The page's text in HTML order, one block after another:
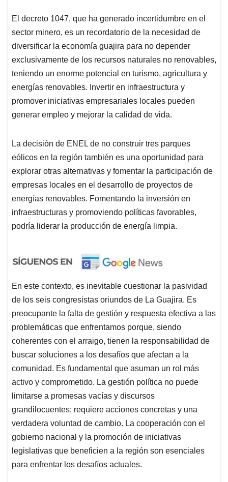
El decreto 1047, que ha generado incertidumbre en el
sector minero, es un recordatorio de la necesidad de
diversificar la economía guajira para no depender
exclusivamente de los recursos naturales no renovables,
teniendo un enorme potencial en turismo, agricultura y
energías renovables. Invertir en infraestructura y
promover iniciativas empresariales locales pueden
generar empleo y mejorar la calidad de vida.
La decisión de ENEL de no construir tres parques
eólicos en la región también es una oportunidad para
explorar otras alternativas y fomentar la participación de
empresas locales en el desarrollo de proyectos de
energías renovables. Fomentando la inversión en
infraestructuras y promoviendo políticas favorables,
podría liderar la producción de energía limpia.
En este contexto, es inevitable cuestionar la pasividad
de los seis congresistas oriundos de La Guajira. Es
preocupante la falta de gestión y respuesta efectiva a las
problemáticas que enfrentamos porque, siendo
coherentes con el arraigo, tienen la responsabilidad de
buscar soluciones a los desafíos que afectan a la
comunidad. Es fundamental que asuman un rol más
activo y comprometido. La gestión política no puede
limitarse a promesas vacías y discursos
grandilocuentes; requiere acciones concretas y una
verdadera voluntad de cambio. La cooperación con el
gobierno nacional y la promoción de iniciativas
legislativas que beneficien a la región son esenciales
para enfrentar los desafíos actuales.